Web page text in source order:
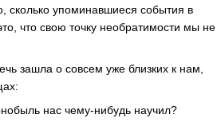
сколько упоминавшиеся события в
что свою точку необратимости мы не
зашла о совсем уже близких к нам,
нас чему-нибудь научил?